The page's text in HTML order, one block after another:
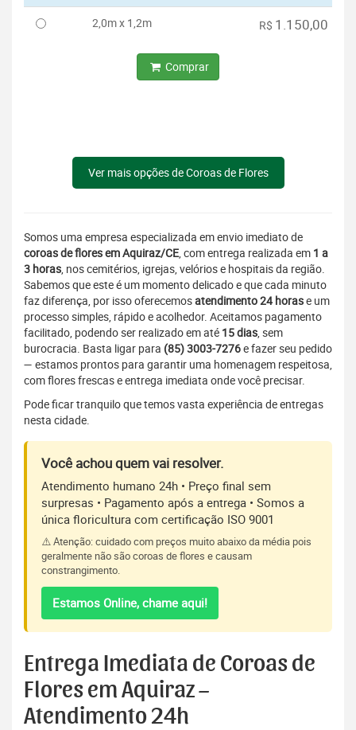
2,0m x 1,2m R$ 1.150,00
Comprar
Ver mais opções de Coroas de Flores
Somos uma empresa especializada em envio imediato de
coroas de flores em Aquiraz/CE, com entrega realizada em 1 a
3 horas, nos cemitérios, igrejas, velórios e hospitais da região.
Sabemos que este é um momento delicado e que cada minuto
faz diferença, por isso oferecemosatendimento 24 horase um
processo simples, rápido e acolhedor. Aceitamos pagamento
facilitado, podendo ser realizado em até 15 dias, sem
burocracia. Basta ligar para (85) 3003-7276e fazer seu pedido
— estamos prontos para garantir uma homenagem respeitosa,
com flores frescas e entrega imediata onde você precisar.
Pode ficar tranquilo que temos vasta experiência de entregas
nesta cidade.
Você achou quem vai resolver.
Atendimento humano 24h • Preço final sem
surpresas • Pagamento após a entrega • Somos a
única floricultura com certificação ISO 9001
⚠️ Atenção: cuidado com preços muito abaixo da média pois
geralmente não são coroas de flores e causam
constrangimento.
Estamos Online, chame aqui!
Entrega Imediata de Coroas de
Flores em Aquiraz –
Atendimento 24h